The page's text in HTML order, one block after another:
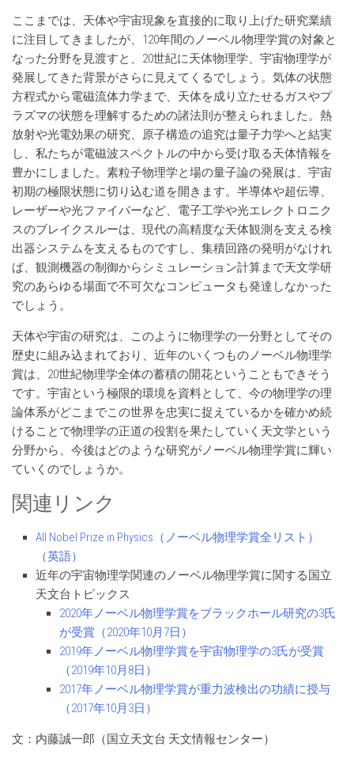
ここまでは、天体や宇宙現象を直接的に取り上げた研究業績
に注目してきましたが、120年間のノーベル物理学賞の対象と
なった分野を見渡すと、20世紀に天体物理学、宇宙物理学が
発展してきた背景がさらに見えてくるでしょう。気体の状態
方程式から電磁流体力学まで、天体を成り立たせるガスやプ
ラズマの状態を理解するための諸法則が整えられました。熱
放射や光電効果の研究、原子構造の追究は量子力学へと結実
し、私たちが電磁波スペクトルの中から受け取る天体情報を
豊かにしました。素粒子物理学と場の量子論の発展は、宇宙
初期の極限状態に切り込む道を開きます。半導体や超伝導、
レーザーや光ファイバーなど、電子工学や光エレクトロニク
スのブレイクスルーは、現代の高精度な天体観測を支える検
出器システムを支えるものですし、集積回路の発明がなけれ
ば、観測機器の制御からシミュレーション計算まで天文学研
究のあらゆる場面で不可欠なコンピュータも発達しなかった
でしょう。
天体や宇宙の研究は、このように物理学の一分野としてその
歴史に組み込まれており、近年のいくつものノーベル物理学
賞は、20世紀物理学全体の蓄積の開花ということもできそう
です。宇宙という極限的環境を資料として、今の物理学の理
論体系がどこまでこの世界を忠実に捉えているかを確かめ続
けることで物理学の正道の役割を果たしていく天文学という
分野から、今後はどのような研究がノーベル物理学賞に輝い
ていくのでしょうか。
関連リンク
All Nobel Prize in Physics（ノーベル物理学賞全リスト）
（英語）
近年の宇宙物理学関連のノーベル物理学賞に関する国立
天文台トピックス
2020年ノーベル物理学賞をブラックホール研究の3氏
が受賞（2020年10月7日）
2019年ノーベル物理学賞を宇宙物理学の3氏が受賞
（2019年10月8日）
2017年ノーベル物理学賞が重力波検出の功績に授与
（2017年10月3日）
文：内藤誠一郎（国立天文台 天文情報センター）